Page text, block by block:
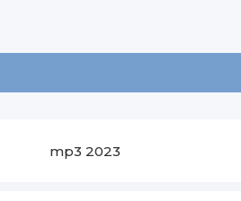
mp3 2023